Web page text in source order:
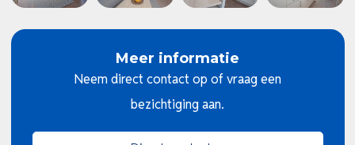
Meer informatie
Neem direct contact op of vraag een
bezichtiging aan.